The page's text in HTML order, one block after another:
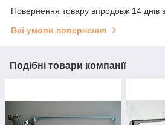
Повернення товару впродовж 14 днів
Всі умови повернення
Подібні товари компанії